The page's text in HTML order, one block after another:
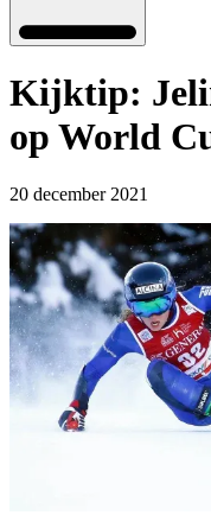
Kijktip:
op World
20 december 2021